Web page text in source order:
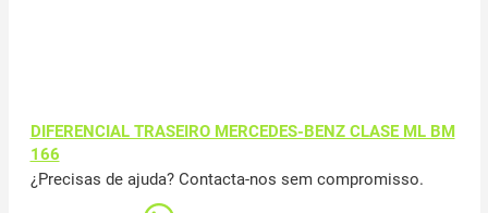
DIFERENCIAL TRASEIRO MERCEDES-BENZ CLASE ML BM
166
¿Precisas de ajuda? Contacta-nos sem compromisso.